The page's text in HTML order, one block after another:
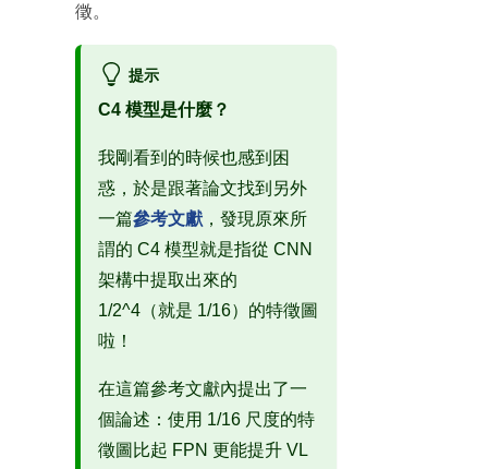
徵。
提示
C4 模型是什麼？
我剛看到的時候也感到困
惑，於是跟著論文找到另外
一篇參考文獻 ，發現原來所
謂的 C4 模型就是指從 CNN
架構中提取出來的
1/2^4（就是 1/16）的特徵圖
啦！
在這篇參考文獻內提出了一
個論述：使用 1/16 尺度的特
徵圖比起 FPN 更能提升 VL